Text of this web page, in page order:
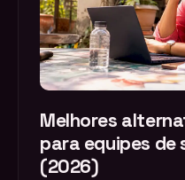
Melhores
para equipes de
(2026)